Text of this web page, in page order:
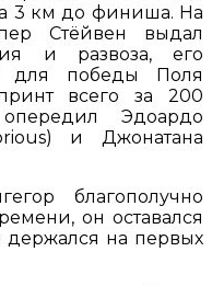
3 км до финиша. На
Стёйвен выдал
и развоза, его
для победы Поля
всего за 200
Эдоардо
и Джонатана
благополучно
он оставался
на первых